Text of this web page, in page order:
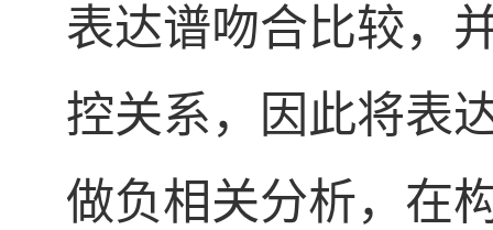
表达谱吻合比较，
控关系，因此将表
做负相关分析，在